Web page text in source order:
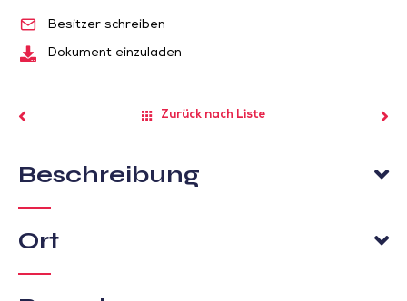
Besitzer schreiben
Dokument einzuladen
Zurück nach Liste
Beschreibung
Ort